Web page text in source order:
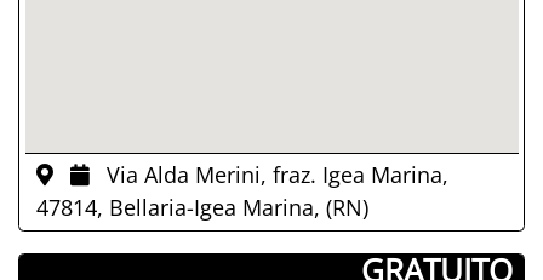
Via Alda Merini, fraz. Igea Marina,
47814, Bellaria-Igea Marina, (RN)
­ GRATUITO